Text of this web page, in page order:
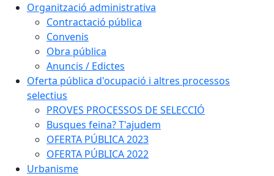
Organització administrativa
Contractació pública
Convenis
Obra pública
Anuncis / Edictes
Oferta pública d'ocupació i altres processos
selectius
PROVES PROCESSOS DE SELECCIÓ
Busques feina? T'ajudem
OFERTA PÚBLICA 2023
OFERTA PÚBLICA 2022
Urbanisme